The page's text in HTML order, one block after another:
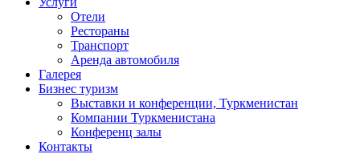
Отели
Рестораны
Транспорт
Аренда автомобиля
Галерея
Бизнес туризм
Выставки и конференции, Туркменистан
Компании Туркменистана
Конференц залы
Контакты